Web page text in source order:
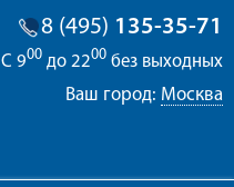
8 (495) 135-35-71
С 900 до 2200 без выходных
Ваш город: Москва